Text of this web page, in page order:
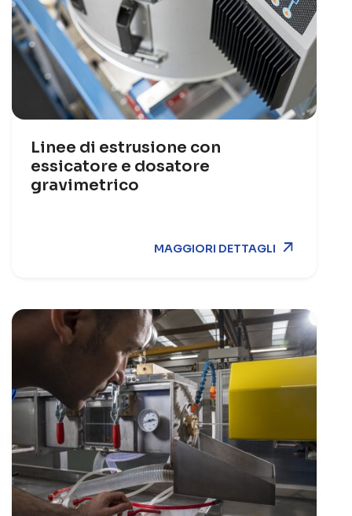
Linee di estrusione con
essicatore e dosatore
gravimetrico
MAGGIORI DETTAGLI